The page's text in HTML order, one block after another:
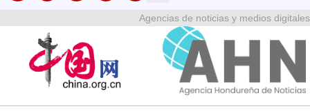
Agencias de noticias y medios digitales